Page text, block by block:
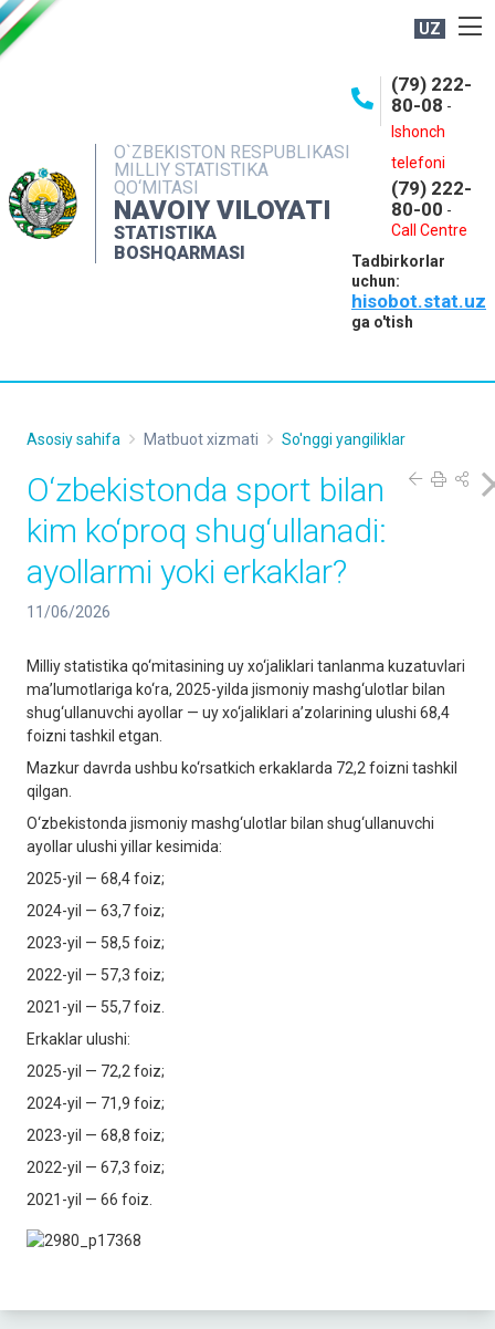
UZ
O`ZBEKISTON RESPUBLIKASI
MILLIY STATISTIKA
QO‘MITASI
NAVOIY VILOYATI
STATISTIKA
BOSHQARMASI
(79) 222-
80-08 -
Ishonch
telefoni
(79) 222-
80-00 -
Call Centre
Tadbirkorlar
uchun:
hisobot.stat.uz
ga o'tish
OCHIQ MA'LUMOTLAR
INTERAKTIV XIZMATLAR
MUROJAATLAR
Asosiy sahifa Matbuot xizmati So'nggi yangiliklar
O‘zbekistonda sport bilan
kim ko‘proq shug‘ullanadi:
ayollarmi yoki erkaklar?
11/06/2026
Milliy statistika qo‘mitasining uy xo‘jaliklari tanlanma kuzatuvlari
ma’lumotlariga ko‘ra, 2025-yilda jismoniy mashg‘ulotlar bilan
shug‘ullanuvchi ayollar — uy xo‘jaliklari a’zolarining ulushi 68,4
foizni tashkil etgan.
Mazkur davrda ushbu ko‘rsatkich erkaklarda 72,2 foizni tashkil
qilgan.
O‘zbekistonda jismoniy mashg‘ulotlar bilan shug‘ullanuvchi
ayollar ulushi yillar kesimida:
2025-yil — 68,4 foiz;
2024-yil — 63,7 foiz;
2023-yil — 58,5 foiz;
2022-yil — 57,3 foiz;
2021-yil — 55,7 foiz.
Erkaklar ulushi:
2025-yil — 72,2 foiz;
2024-yil — 71,9 foiz;
2023-yil — 68,8 foiz;
2022-yil — 67,3 foiz;
2021-yil — 66 foiz.